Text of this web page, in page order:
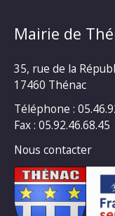
Mairie de
35, rue de la
17460 Thénac
Téléphone :
Fax : 05.92.46.68.45
Nous contacter